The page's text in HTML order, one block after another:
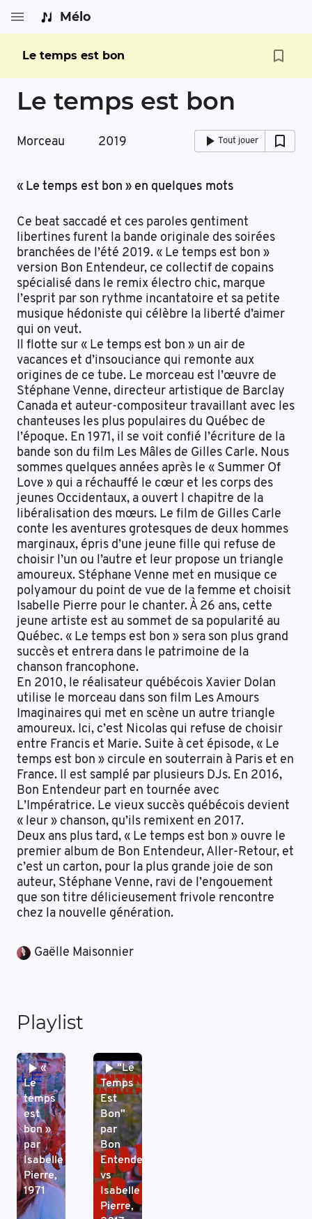
Mélo
Le temps est bon
Le temps est bon
Morceau 2019 Tout jouer
« Le temps est bon » en quelques mots
Ce beat saccadé et ces paroles gentiment
libertines furent la bande originale des soirées
branchées de l’été 2019. « Le temps est bon »
version Bon Entendeur, ce collectif de copains
spécialisé dans le remix électro chic, marque
l’esprit par son rythme incantatoire et sa petite
musique hédoniste qui célèbre la liberté d’aimer
qui on veut.
Il flotte sur « Le temps est bon » un air de
vacances et d’insouciance qui remonte aux
origines de ce tube. Le morceau est l’œuvre de
Stéphane Venne, directeur artistique de Barclay
Canada et auteur-compositeur travaillant avec les
chanteuses les plus populaires du Québec de
l’époque. En 1971, il se voit confié l’écriture de la
bande son du film Les Mâles de Gilles Carle. Nous
sommes quelques années après le « Summer Of
Love » qui a réchauffé le cœur et les corps des
jeunes Occidentaux, a ouvert l chapitre de la
libéralisation des mœurs. Le film de Gilles Carle
conte les aventures grotesques de deux hommes
marginaux, épris d’une jeune fille qui refuse de
choisir l’un ou l’autre et leur propose un triangle
amoureux. Stéphane Venne met en musique ce
polyamour du point de vue de la femme et choisit
Isabelle Pierre pour le chanter. À 26 ans, cette
jeune artiste est au sommet de sa popularité au
Québec. « Le temps est bon » sera son plus grand
succès et entrera dans le patrimoine de la
chanson francophone.
En 2010, le réalisateur québécois Xavier Dolan
utilise le morceau dans son film Les Amours
Imaginaires qui met en scène un autre triangle
amoureux. Ici, c’est Nicolas qui refuse de choisir
entre Francis et Marie. Suite à cet épisode, « Le
temps est bon » circule en souterrain à Paris et en
France. Il est samplé par plusieurs DJs. En 2016,
Bon Entendeur part en tournée avec
L’Impératrice. Le vieux succès québécois devient
« leur » chanson, qu’ils remixent en 2017.
Deux ans plus tard, « Le temps est bon » ouvre le
premier album de Bon Entendeur, Aller-Retour, et
c’est un carton, pour la plus grande joie de son
auteur, Stéphane Venne, ravi de l’engouement
que son titre délicieusement frivole rencontre
chez la nouvelle génération.
Gaëlle Maisonnier
Playlist
«
Le
temps
est
bon »
par
Isabelle
Pierre,
1971
"Le
Temps
Est
Bon"
par
Bon
Entendeur
vs
Isabelle
Pierre,